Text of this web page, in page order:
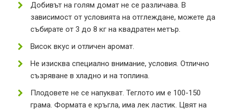
Добивът на голям домат не се различава. В
зависимост от условията на отглеждане, можете да
събирате от 3 до 8 кг на квадратен метър.
Висок вкус и отличен аромат.
Не изисква специално внимание, условия. Отлично
съзряване в хладно и на топлина.
Плодовете не се напукват. Теглото им е 100-150
грама. Формата е кръгла, има лек ластик. Цвят на